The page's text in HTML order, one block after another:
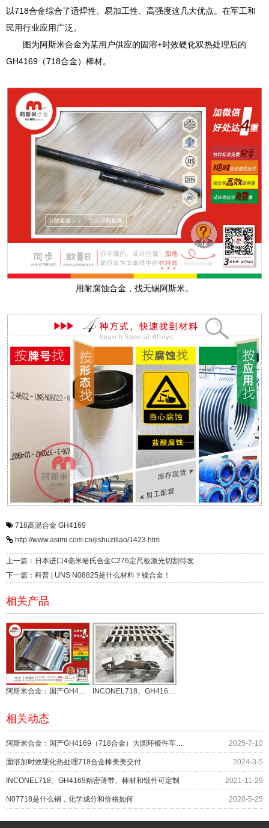
以718合金综合了适焊性、易加工性、高强度这几大优点。在军工和
民用行业应用广泛。
图为阿斯米合金为某用户供应的固溶+时效硬化双热处理后的
GH4169（718合金）棒材。
用耐腐蚀合金，找无锡阿斯米。
718高温合金 GH4169
http://www.asimi.com.cn/jishuziliao/1423.htm
上一篇：日本进口4毫米哈氏合金C276定尺板激光切割待发
下一篇：科普 | UNS N08825是什么材料？镍合金！
相关产品
阿斯米合金：国产GH4169（718合金）大圆环锻件车光交付 INCONEL718、GH4169精密薄带、棒材和锻件可定制
相关动态
阿斯米合金：国产GH4169（718合金）大圆环锻件车光交付 2025-7-10
固溶加时效硬化热处理718合金棒美美交付 2024-3-5
INCONEL718、GH4169精密薄带、棒材和锻件可定制 2021-11-29
N07718是什么钢，化学成分和价格如何 2020-5-25